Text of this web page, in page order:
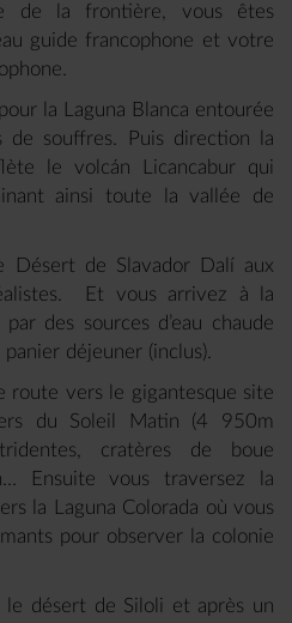
de la frontière, vous êtes
guide francophone et votre
la Laguna Blanca entourée
de souffres. Puis direction la
le volcán Licancabur qui
ainsi toute la vallée de
Désert de Slavador Dalí aux
Et vous arrivez à la
des sources d’eau chaude
déjeuner (inclus).
route vers le gigantesque site
du Soleil Matin (4 950m
cratères de boue
Ensuite vous traversez la
la Laguna Colorada où vous
pour observer la colonie
le désert de Siloli et après un